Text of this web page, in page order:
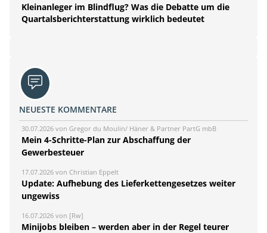
Kleinanleger im Blindflug? Was die Debatte um die
Quartalsberichterstattung wirklich bedeutet
NEUESTE KOMMENTARE
30.07.2026 von Gregor du Moulin/ Häner & Partner PartG mbB
Mein 4-Schritte-Plan zur Abschaffung der
Gewerbesteuer
17.07.2026 von Christian Eppelt
Update: Aufhebung des Lieferkettengesetzes weiter
ungewiss
16.07.2026 von [Rw]
Minijobs bleiben – werden aber in der Regel teurer